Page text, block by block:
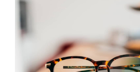
Аксесоари
Кърпичка за почистване: